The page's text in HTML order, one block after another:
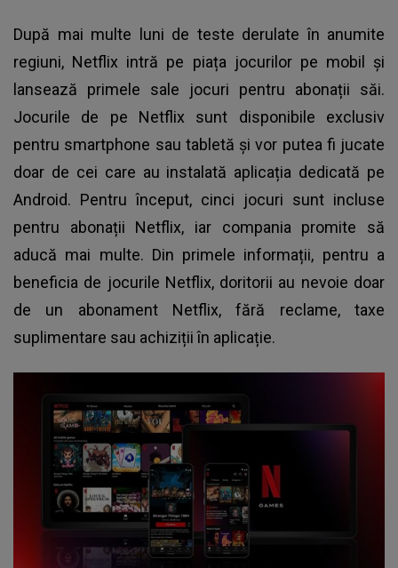
După mai multe luni de teste derulate în anumite
regiuni, Netflix intră pe piața jocurilor pe mobil și
lansează primele sale jocuri pentru abonații săi.
Jocurile de pe Netflix sunt disponibile exclusiv
pentru smartphone sau tabletă și vor putea fi jucate
doar de cei care au instalată aplicația dedicată pe
Android. Pentru început, cinci jocuri sunt incluse
pentru abonații Netflix, iar compania promite să
aducă mai multe. Din primele informații, pentru a
beneficia de jocurile Netflix, doritorii au nevoie doar
de un abonament Netflix, fără reclame, taxe
suplimentare sau achiziții în aplicație.